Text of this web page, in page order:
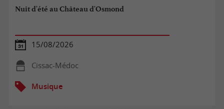
Nuit d'été au Château d'Osmond
15/08/2026
Cissac-Médoc
Musique